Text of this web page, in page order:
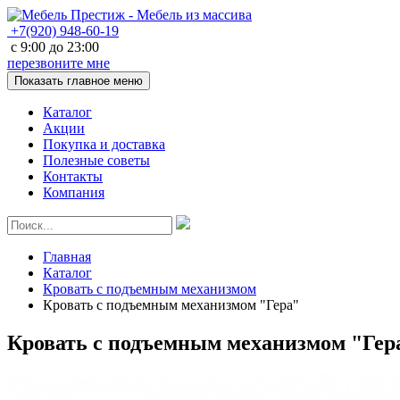
+7(920) 948-60-19
с 9:00 до 23:00
перезвоните мне
Показать главное меню
Каталог
Акции
Покупка и доставка
Полезные советы
Контакты
Компания
Главная
Каталог
Кровать с подъемным механизмом
Кровать с подъемным механизмом "Гера"
Кровать с подъемным механизмом